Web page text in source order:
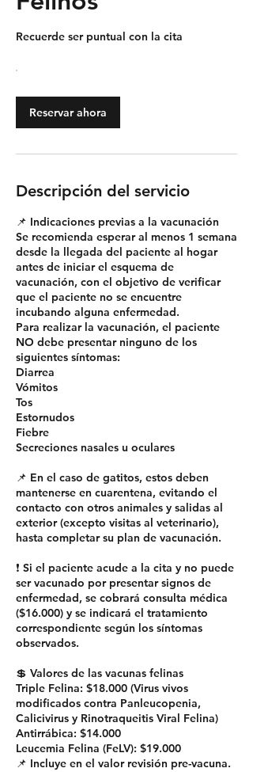
Recuerde ser puntual con la cita
Reservar ahora
Descripción del servicio
📌 Indicaciones previas a la vacunación
Se recomienda esperar al menos 1 semana
desde la llegada del paciente al hogar
antes de iniciar el esquema de
vacunación, con el objetivo de verificar
que el paciente no se encuentre
incubando alguna enfermedad.
Para realizar la vacunación, el paciente
NO debe presentar ninguno de los
siguientes síntomas:
Diarrea
Vómitos
Tos
Estornudos
Fiebre
Secreciones nasales u oculares
📌 En el caso de gatitos, estos deben
mantenerse en cuarentena, evitando el
contacto con otros animales y salidas al
exterior (excepto visitas al veterinario),
hasta completar su plan de vacunación.
❗ Si el paciente acude a la cita y no puede
ser vacunado por presentar signos de
enfermedad, se cobrará consulta médica
($16.000) y se indicará el tratamiento
correspondiente según los síntomas
observados.
💲 Valores de las vacunas felinas
Triple Felina: $18.000 (Virus vivos
modificados contra Panleucopenia,
Calicivirus y Rinotraqueitis Viral Felina)
Antirrábica: $14.000
Leucemia Felina (FeLV): $19.000
📌 Incluye en el valor revisión pre-vacuna.